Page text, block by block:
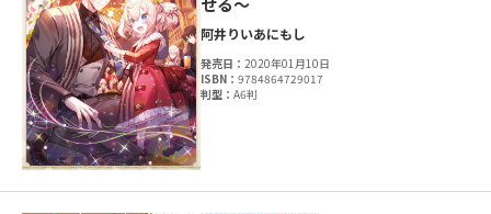
阿井りいあにもし
発売日：2020年01月10日
ISBN：9784864729017
判型：A6判